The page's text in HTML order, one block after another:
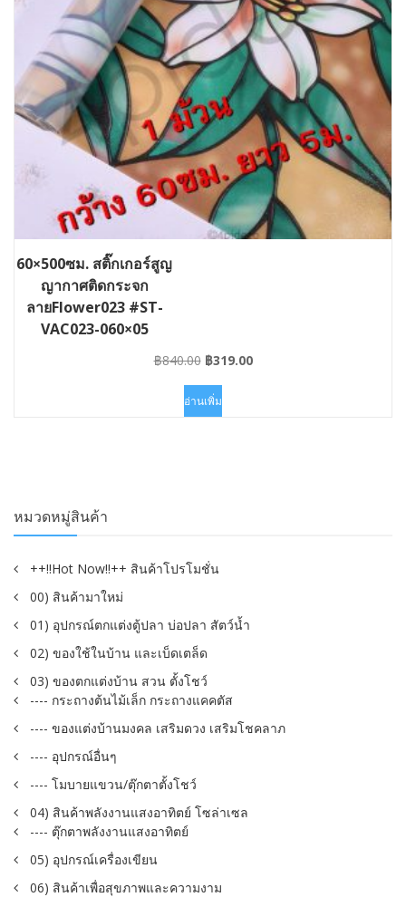
60×500ซม. สติ๊กเกอร์สูญ
ญากาศติดกระจก
ลายFlower023 #ST-
VAC023-060×05
฿840.00 Original
was:
฿840.00.
฿319.00Current
อ่านเพิ่ม
หมวดหมู่สินค้า
++!!Hot Now!!++ สินค้าโปรโมชั่น
00) สินค้ามาใหม่
01) อุปกรณ์ตกแต่งตู้ปลา บ่อปลา สัตว์น้ำ
02) ของใช้ในบ้าน และเบ็ดเตล็ด
03) ของตกแต่งบ้าน สวน ตั้งโชว์
---- กระถางต้นไม้เล็ก กระถางแคคตัส
---- ของแต่งบ้านมงคล เสริมดวง เสริมโชคลาภ
---- อุปกรณ์อื่นๆ
---- โมบายแขวน/ตุ๊กตาตั้งโชว์
04) สินค้าพลังงานแสงอาทิตย์ โซล่าเซล
---- ตุ๊กตาพลังงานแสงอาทิตย์
05) อุปกรณ์เครื่องเขียน
06) สินค้าเพื่อสุขภาพและความงาม